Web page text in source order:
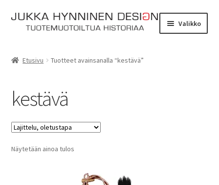
Siirry
navigointiin
Siirry
sisältöön
Valikko
Yhteydenotto
Myymälä
Verkkokauppa
Etusivu Tuotteet avainsanalla “kestävä”
kestävä
Näytetään ainoa tulos